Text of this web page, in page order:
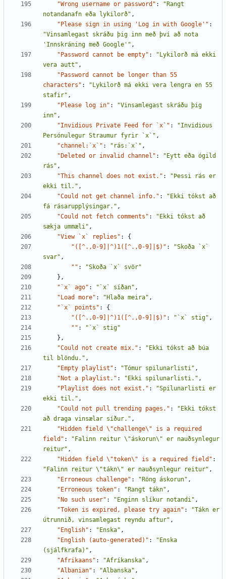
"Wrong username or password" :
"Rangt
notandanafn eða lykilorð" ,
"Please sign in using 'Log in with Google'" :
"Vinsamlegast skráðu þig inn með því að nota
'Innskráning með Google'" ,
"Password cannot be empty" :
"Lykilorð má ekki
vera autt" ,
"Password cannot be longer than 55
characters" :
"Lykilorð má ekki vera lengra en 55
stafir" ,
"Please log in" :
"Vinsamlegast skráðu þig
inn" ,
"Invidious Private Feed for `x`" :
"Invidious
Persónulegur Straumur fyrir `x`" ,
"channel:`x`" : "rás:`x`" ,
"Deleted or invalid channel" :
"Eytt eða ógild
rás" ,
"This channel does not exist." :
"Þessi rás er
ekki til." ,
"Could not get channel info." :
"Ekki tókst að
fá rásarupplýsingar." ,
"Could not fetch comments" :
"Ekki tókst að
sækja ummæli" ,
"View `x` replies" :
{
"([^.,0-9]|^)1([^.,0-9]|$)" :
"Skoða `x`
svar" ,
"" :
"Skoða `x` svör"
},
"`x` ago" : "`x` síðan" ,
"Load more" : "Hlaða meira" ,
"`x` points" :
{
"([^.,0-9]|^)1([^.,0-9]|$)" : "`x` stig" ,
"" :
"`x` stig"
},
"Could not create mix." :
"Ekki tókst að búa
til blöndu." ,
"Empty playlist" : "Tómur spilunarlisti" ,
"Not a playlist." : "Ekki spilunarlisti." ,
"Playlist does not exist." :
"Spilunarlisti er
ekki til." ,
"Could not pull trending pages." :
"Ekki tókst
að draga vinsælar síður." ,
"Hidden field \"challenge\" is a required
field" :
"Falinn reitur \"áskorun\" er nauðsynlegur
reitur" ,
"Hidden field \"token\" is a required field" :
"Falinn reitur \"tákn\" er nauðsynlegur reitur" ,
"Erroneous challenge" : "Röng áskorun" ,
"Erroneous token" : "Rangt tákn" ,
"No such user" : "Enginn slíkur notandi" ,
"Token is expired, please try again" :
"Tákn er
útrunnið, vinsamlegast reyndu aftur" ,
"English" : "Enska" ,
"English (auto-generated)" :
"Enska
(sjálfkrafa)" ,
"Afrikaans" : "Afríkanska" ,
"Albanian" : "Albanska" ,